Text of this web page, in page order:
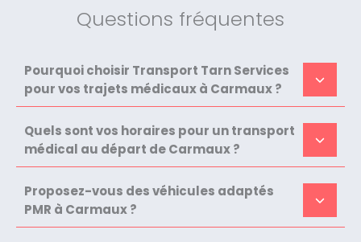
Questions fréquentes
Pourquoi choisir Transport Tarn Services
pour vos trajets médicaux à Carmaux ?
Quels sont vos horaires pour un transport
médical au départ de Carmaux ?
Proposez-vous des véhicules adaptés
PMR à Carmaux ?